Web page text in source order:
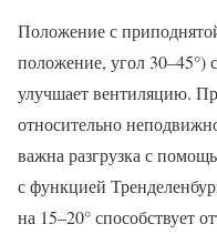
Положение с
положение, угол 30–45°)
улучшает вентиляцию.
относительно
важна разгрузка с
с функцией
на 15–20° способствует